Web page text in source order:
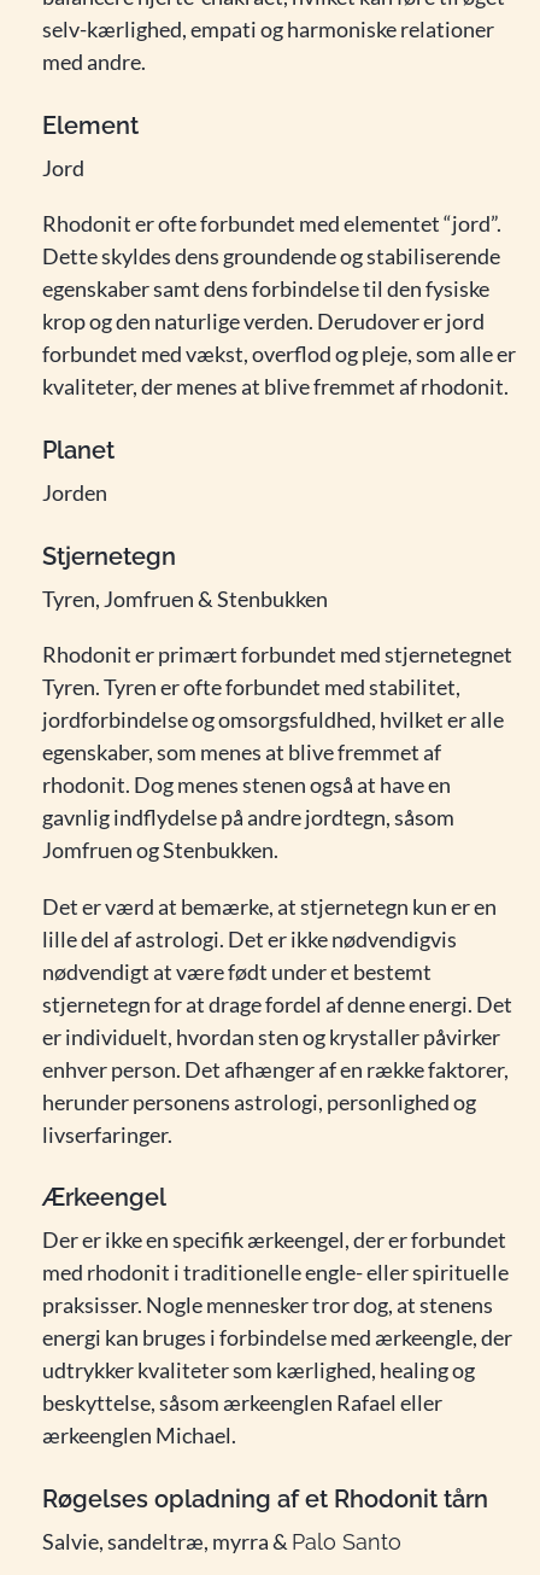
selv-kærlighed, empati og harmoniske relationer
med andre.
Element
Jord
Rhodonit er ofte forbundet med elementet “jord”.
Dette skyldes dens groundende og stabiliserende
egenskaber samt dens forbindelse til den fysiske
krop og den naturlige verden. Derudover er jord
forbundet med vækst, overflod og pleje, som alle er
kvaliteter, der menes at blive fremmet af rhodonit.
Planet
Jorden
Stjernetegn
Tyren, Jomfruen & Stenbukken
Rhodonit er primært forbundet med stjernetegnet
Tyren. Tyren er ofte forbundet med stabilitet,
jordforbindelse og omsorgsfuldhed, hvilket er alle
egenskaber, som menes at blive fremmet af
rhodonit. Dog menes stenen også at have en
gavnlig indflydelse på andre jordtegn, såsom
Jomfruen og Stenbukken.
Det er værd at bemærke, at stjernetegn kun er en
lille del af astrologi. Det er ikke nødvendigvis
nødvendigt at være født under et bestemt
stjernetegn for at drage fordel af denne energi. Det
er individuelt, hvordan sten og krystaller påvirker
enhver person. Det afhænger af en række faktorer,
herunder personens astrologi, personlighed og
livserfaringer.
Ærkeengel
Der er ikke en specifik ærkeengel, der er forbundet
med rhodonit i traditionelle engle- eller spirituelle
praksisser. Nogle mennesker tror dog, at stenens
energi kan bruges i forbindelse med ærkeengle, der
udtrykker kvaliteter som kærlighed, healing og
beskyttelse, såsom ærkeenglen Rafael eller
ærkeenglen Michael.
Røgelses opladning af et Rhodonit tårn
Salvie, sandeltræ, myrra & Palo Santo